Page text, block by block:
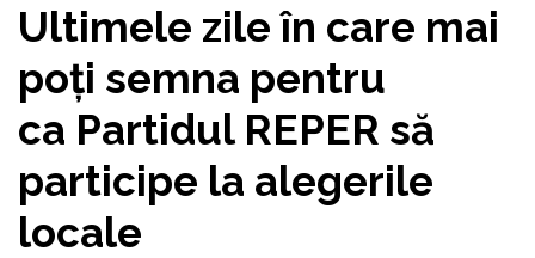
Ultimele zile în care mai
poți semna pentru
ca Partidul REPER să
participe la alegerile
locale